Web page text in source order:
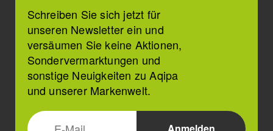
Schreiben Sie sich jetzt für
unseren Newsletter ein und
versäumen Sie keine Aktionen,
Sondervermarktungen und
sonstige Neuigkeiten zu Aqipa
und unserer Markenwelt.